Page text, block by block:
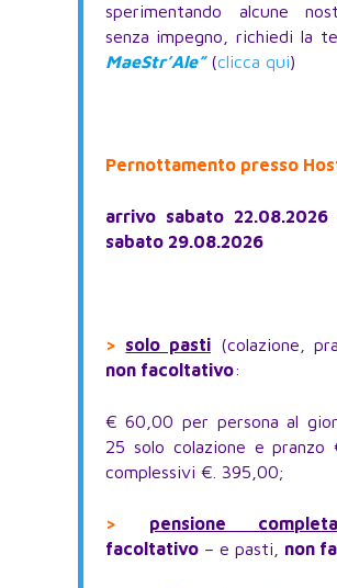
sperimentando alcune
senza impegno, richiedi la
MaeStr’Ale”(clicca qui)
Pernottamento presso
arrivo sabato
sabato 29.08.2026
> solo pasti(colazione,
non facoltativo:
€ 60,00 per persona al
25 solo colazione e
complessivi €. 395,00;
> pensione completa
facoltativo– e pasti, non